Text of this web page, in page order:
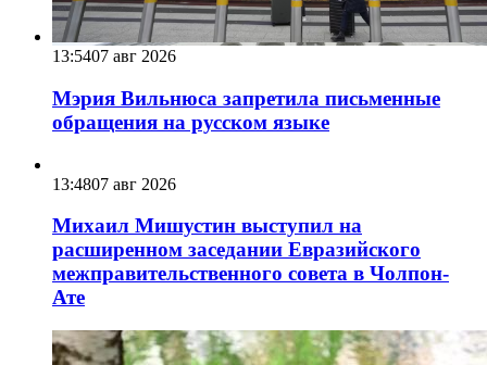
13:5407 авг 2026
Мэрия Вильнюса запретила письменные
обращения на русском языке
13:4807 авг 2026
Михаил Мишустин выступил на
расширенном заседании Евразийского
межправительственного совета в Чолпон-
Ате